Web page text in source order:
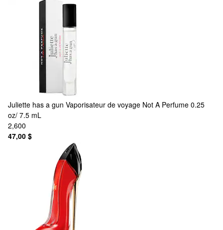
Juliette has a gun Vaporisateur de voyage Not A Perfume 0.25
oz/ 7.5 mL
2,600
47,00 $